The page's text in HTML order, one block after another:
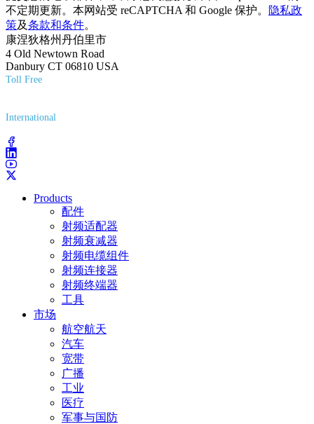
不定期更新。本网站受 reCAPTCHA 和 Google 保护。
隐私政
策及条款和条件。
康涅狄格州丹伯里市
4 Old Newtown Road
Danbury CT 06810 USA
Toll Free
International
Products
配件
射频适配器
射频衰减器
射频电缆组件
射频连接器
射频终端器
工具
市场
航空航天
汽车
宽带
广播
工业
医疗
军事与国防